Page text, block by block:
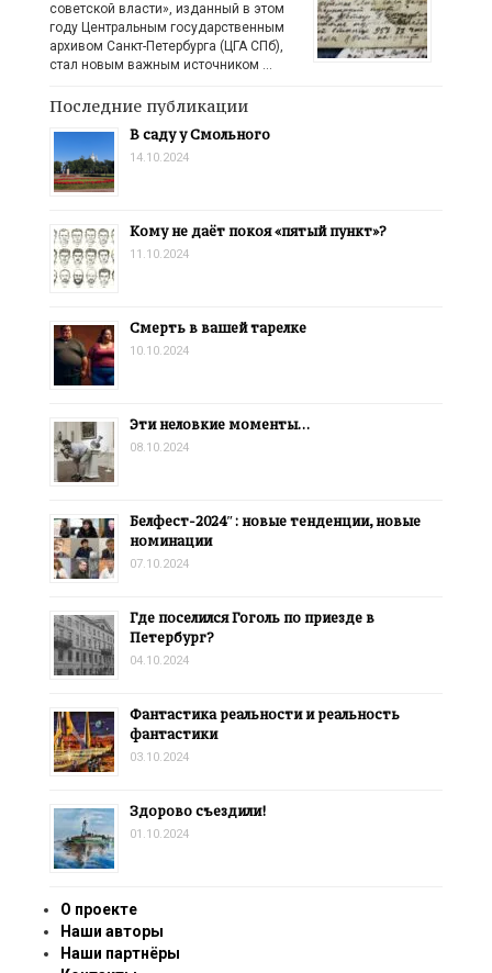
советской власти», изданный в этом
году Центральным государственным
архивом Санкт-Петербурга (ЦГА СПб),
стал новым важным источником …
Последние публикации
В саду у Смольного
14.10.2024
Кому не даёт покоя «пятый пункт»?
11.10.2024
Смерть в вашей тарелке
10.10.2024
Эти неловкие моменты…
08.10.2024
Белфест-2024″: новые тенденции, новые
номинации
07.10.2024
Где поселился Гоголь по приезде в
Петербург?
04.10.2024
Фантастика реальности и реальность
фантастики
03.10.2024
Здорово съездили!
01.10.2024
О проекте
Наши авторы
Наши партнёры